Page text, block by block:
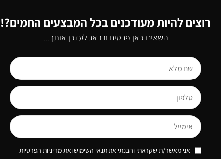
רוצים להיות מעודכנים בכל המבצעים החמים?!
השאירו כאן פרטים ונדאג לעדכן אותך...
אני מאשר/ת שקראתי והבנתי את תנאי השימוש ואת מדיניות הפרטיות